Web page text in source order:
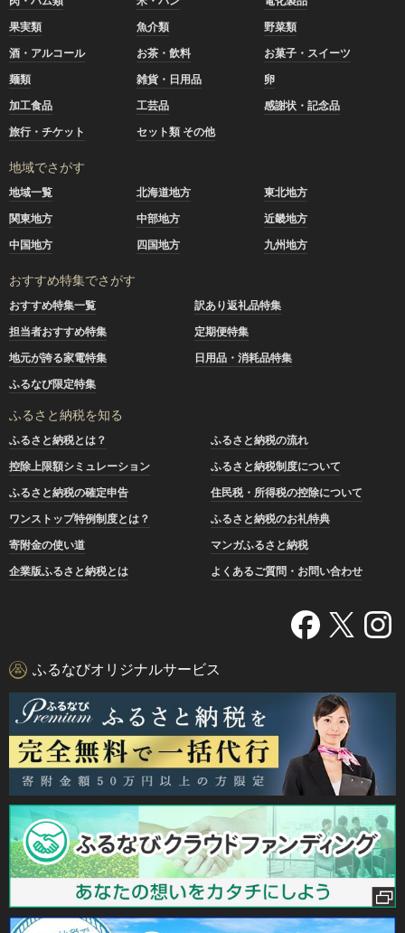
果実類
魚介類
野菜類
酒・アルコール
お茶・飲料
お菓子・スイーツ
麺類
雑貨・日用品
卵
加工食品
工芸品
感謝状・記念品
旅行・チケット
セット類 その他
地域でさがす
地域一覧 北海道地方
東北地方
関東地方
中部地方
近畿地方
中国地方
四国地方 九州地方
おすすめ特集でさがす
おすすめ特集一覧
訳あり返礼品特集
担当者おすすめ特集
定期便特集
地元が誇る家電特集
日用品・消耗品特集
ふるなび限定特集
ふるさと納税を知る
ふるさと納税とは？
ふるさと納税の流れ
控除上限額シミュレーション
ふるさと納税制度について
ふるさと納税の確定申告
住民税・所得税の控除について
ワンストップ特例制度とは？
ふるさと納税のお礼特典
寄附金の使い道
マンガふるさと納税
企業版ふるさと納税とは
よくあるご質問・お問い合わせ
ふるなびオリジナルサービス